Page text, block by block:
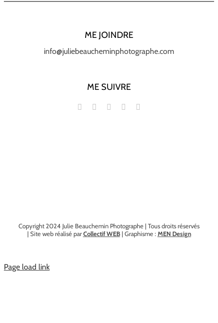
ME JOINDRE
info@juliebeaucheminphotographe.com
ME SUIVRE
Copyright 2024 Julie Beauchemin Photographe | Tous droits réservés
| Site web réalisé parCollectif WEB| Graphisme : MEN Design
Page load link